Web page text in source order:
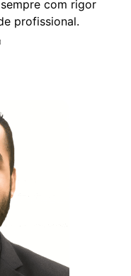
com rigor
profissional.